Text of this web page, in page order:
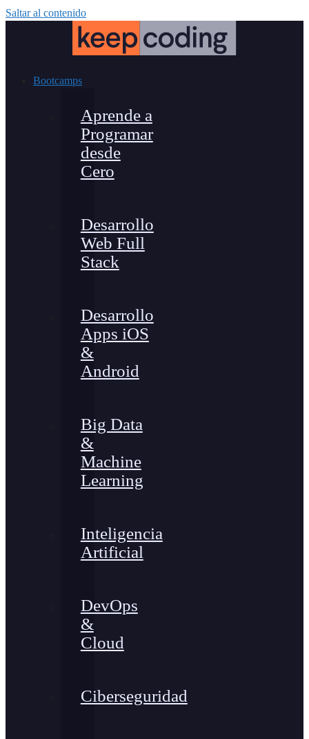
Saltar al contenido
Bootcamps
Aprende a
Programar
desde
Cero
Desarrollo
Web Full
Stack
Desarrollo
Apps iOS
&
Android
Big Data
&
Machine
Learning
Inteligencia
Artificial
DevOps
&
Cloud
Ciberseguridad